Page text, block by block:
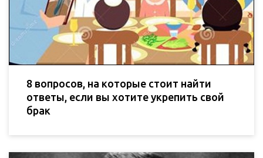
8 вопросов, на которые стоит найти
ответы, если вы хотите укрепить свой
брак